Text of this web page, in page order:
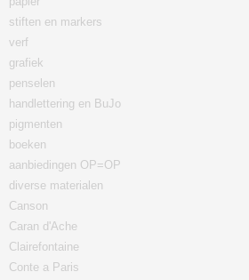
stiften en markers
verf
grafiek
penselen
handlettering en BuJo
pigmenten
boeken
aanbiedingen OP=OP
diverse materialen
Canson
Caran d'Ache
Clairefontaine
Conte a Paris